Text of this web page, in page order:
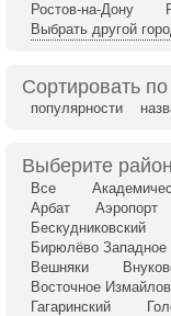
Ростов-на-Дону
Выбрать другой
Сортировать по
популярности
Выберите район
Все
Арбат
Аэропорт
Бескудниковский
Бирюлёво Западное
Вешняки
Восточное
Гагаринский